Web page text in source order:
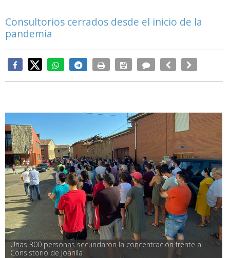
Consultorios cerrados desde el inicio de la
pandemia
Unas 300 personas secundaron la concentración frente al
Consistorio de Joarilla